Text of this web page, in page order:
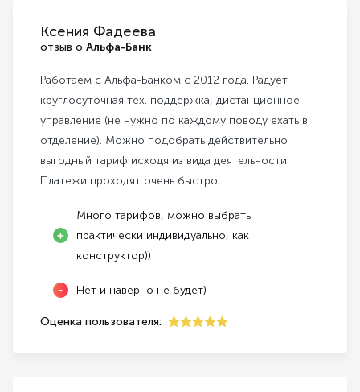
Ксения Фадеева
отзыв о Альфа-Банк
Работаем с Альфа-Банком с 2012 года. Радует
круглосуточная тех. поддержка, дистанционное
управление (не нужно по каждому поводу ехать в
отделение). Можно подобрать действительно
выгодный тариф исходя из вида деятельности.
Платежи проходят очень быстро.
Много тарифов, можно выбрать
практически индивидуально, как
конструктор))
Нет и наверно не будет)
Оценка пользователя: